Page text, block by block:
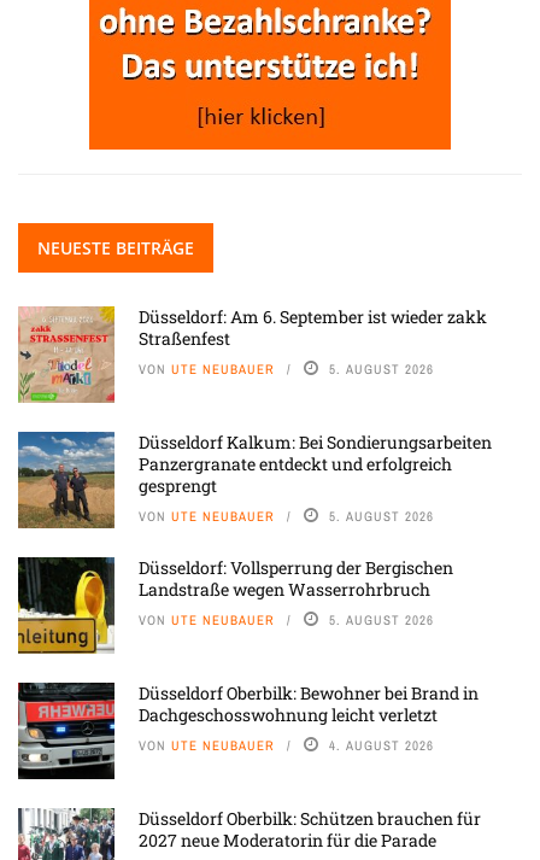
NEUESTE BEITRÄGE
Düsseldorf: Am 6. September ist wieder zakk
Straßenfest
VON UTE NEUBAUER 5. AUGUST 2026
Düsseldorf Kalkum: Bei Sondierungsarbeiten
Panzergranate entdeckt und erfolgreich
gesprengt
VON UTE NEUBAUER 5. AUGUST 2026
Düsseldorf: Vollsperrung der Bergischen
Landstraße wegen Wasserrohrbruch
VON UTE NEUBAUER 5. AUGUST 2026
Düsseldorf Oberbilk: Bewohner bei Brand in
Dachgeschosswohnung leicht verletzt
VON UTE NEUBAUER 4. AUGUST 2026
Düsseldorf Oberbilk: Schützen brauchen für
2027 neue Moderatorin für die Parade